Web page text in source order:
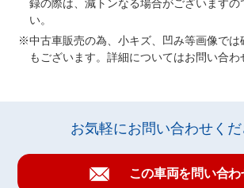
録の際は、減トンなる場合がございますの
い。
中古車販売の為、小キズ、凹み等画像では
もございます。詳細についてはお問い合わ
お気軽にお問い合わせくだ
この車両を問い合わ